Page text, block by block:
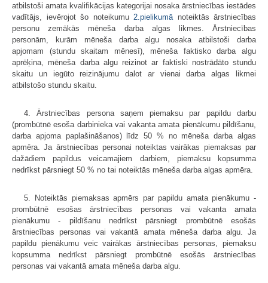
atbilstoši amata kvalifikācijas kategorijai nosaka ārstniecības iestādes
vadītājs, ievērojot šo noteikumu 2.pielikumā noteiktās ārstniecības
personu zemākās mēneša darba algas likmes. Ārstniecības
personām, kurām mēneša darba algu nosaka atbilstoši darba
apjomam (stundu skaitam mēnesī), mēneša faktisko darba algu
aprēķina, mēneša darba algu reizinot ar faktiski nostrādāto stundu
skaitu un iegūto reizinājumu dalot ar vienai darba algas likmei
atbilstošo stundu skaitu.
4. Ārstniecības persona saņem piemaksu par papildu darbu
(prombūtnē esoša darbinieka vai vakanta amata pienākumu pildīšanu,
darba apjoma paplašināšanos) līdz 50 % no mēneša darba algas
apmēra. Ja ārstniecības personai noteiktas vairākas piemaksas par
dažādiem papildus veicamajiem darbiem, piemaksu kopsumma
nedrīkst pārsniegt 50 % no tai noteiktās mēneša darba algas apmēra.
5. Noteiktās piemaksas apmērs par papildu amata pienākumu -
prombūtnē esošas ārstniecības personas vai vakanta amata
pienākumu - pildīšanu nedrīkst pārsniegt prombūtnē esošās
ārstniecības personas vai vakantā amata mēneša darba algu. Ja
papildu pienākumu veic vairākas ārstniecības personas, piemaksu
kopsumma nedrīkst pārsniegt prombūtnē esošās ārstniecības
personas vai vakantā amata mēneša darba algu.